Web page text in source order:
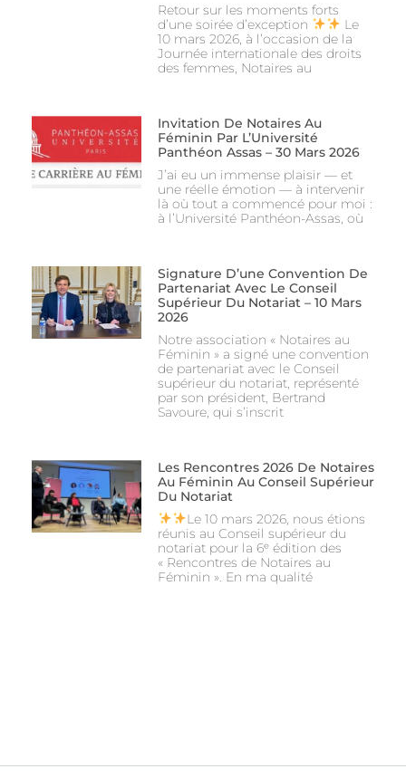
Retour sur les moments forts
d’une soirée d’exception
Le
10 mars 2026, à l’occasion de la
Journée internationale des droits
des femmes, Notaires au
Invitation De Notaires Au
Féminin Par L’Université
Panthéon Assas – 30 Mars 2026
J’ai eu un immense plaisir — et
une réelle émotion — à intervenir
là où tout a commencé pour moi :
à l’Université Panthéon-Assas, où
Signature D’une Convention De
Partenariat Avec Le Conseil
Supérieur Du Notariat – 10 Mars
2026
Notre association « Notaires au
Féminin » a signé une convention
de partenariat avec le Conseil
supérieur du notariat, représenté
par son président, Bertrand
Savoure, qui s’inscrit
Les Rencontres 2026 De Notaires
Au Féminin Au Conseil Supérieur
Du Notariat
Le 10 mars 2026, nous étions
réunis au Conseil supérieur du
notariat pour la 6ᵉ édition des
« Rencontres de Notaires au
Féminin ». En ma qualité